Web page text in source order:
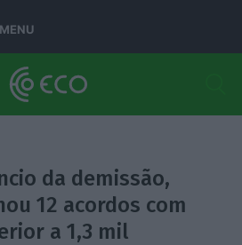
MENU
da demissão,
12 acordos com
a 1,3 mil